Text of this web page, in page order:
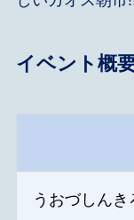
イベント概
うおづしん